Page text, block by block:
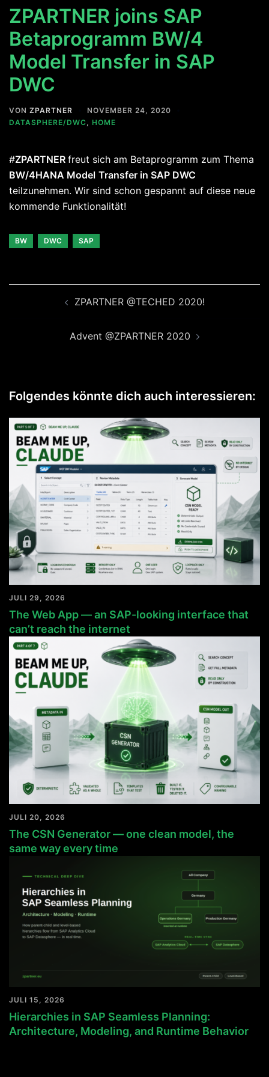
ZPARTNER joins SAP
Betaprogramm BW/4
Model Transfer in SAP
DWC
VON ZPARTNER
NOVEMBER 24, 2020
DATASPHERE/DWC, HOME
#ZPARTNER freut sich am Betaprogramm zum Thema
BW/4HANA Model Transfer in SAP DWC
teilzunehmen. Wir sind schon gespannt auf diese neue
kommende Funktionalität!
BW DWC SAP
ZPARTNER @TECHED 2020!
Advent @ZPARTNER 2020
Folgendes könnte dich auch interessieren:
JULI 29, 2026
The Web App — an SAP-looking interface that
can’t reach the internet
JULI 20, 2026
The CSN Generator — one clean model, the
same way every time
JULI 15, 2026
Hierarchies in SAP Seamless Planning:
Architecture, Modeling, and Runtime Behavior